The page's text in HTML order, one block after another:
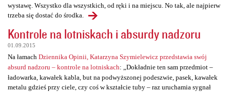
wystawę. Wszystko dla wszystkich, od ręki i na miejscu. No tak, ale najpierw
trzeba się dostać do środka.
Kontrole na lotniskach i absurdy nadzoru
01.09.2015
Na łamach Dziennika Opinii, Katarzyna Szymielewicz przedstawia swój
absurd nadzoru – kontrole na lotniskach: „Dokładnie ten sam przedmiot –
ładowarka, kawałek kabla, but na podwyższonej podeszwie, pasek, kawałek
metalu gdzieś przy ciele, czy coś w kształcie tuby – raz uruchamia sygnał